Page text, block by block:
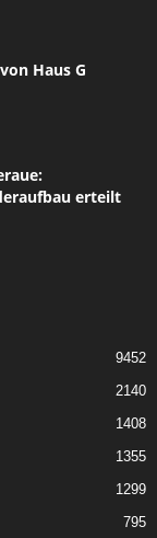
Haus G
erteilt
9452
2140
1408
1355
1299
795